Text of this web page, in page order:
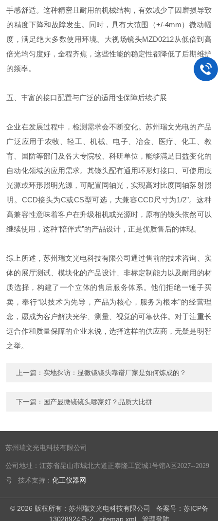
手感舒适。这种精密且耐用的机械结构，有效减少了因磨损导致
的精度下降和故障发生。同时，具有大范围（+/-4mm）微动幅
度，满足绝大多数使用环境。大视场镜头MZD0212从低倍到高
倍光均匀度好，全程齐焦，这些性能的稳定性都降低了后期维护
的频率。
五、丰富的接口配置与广泛的适用性保障后续扩展
企业在发展过程中，检测需求会不断变化。苏州瑞文光电的产品
广泛应用于农牧、轻工、机械、电子、冶金、医疗、化工、教
育、国防等部门及各大专院校、科研单位，能够满足日益变化的
自动化领域的应用需求。其镜头配有通用环形灯接口、可使用底
光源或环形照明光源，可配置同轴光，实现高对比度同轴落射照
明。CCD接头为C或CS型可选，大兼容CCD尺寸为1/2"。这种
高兼容性意味着客户在升级相机或光源时，原有的镜头依然可以
继续使用，这种“陪伴式”的产品设计，正是优质售后的体现。
综上所述，苏州瑞文光电科技有限公司通过售前的技术咨询、实
体的展厅测试、模块化的产品设计、非标定制能力以及耐用的材
质选择，构建了一个立体的售后服务体系。他们拒绝一锤子买
卖，奉行“以技术为先导，产品为核心，服务为根本”的经营理
念，愿成为客户解决光学、测量、视觉的可靠伙伴。对于注重长
远合作和质量保障的企业来说，选择这样的供应商，无疑是明智
之举。
上一篇： 实地探访：显微镜镜头靠谱厂家是如何炼成的？
下一篇： 国产显微镜镜头哪家好？品质大比拼
苏州瑞文光电科技有限公司
公司地址：江苏省昆山市城北大道正泰隆工贸城1号馆A区2027--2029
号 技术支持：化工仪器网
© 2026 版权所有：苏州瑞文光电科技有限公司 备案号：苏ICP备
13028924号-2
sitemap.xml 管理登陆